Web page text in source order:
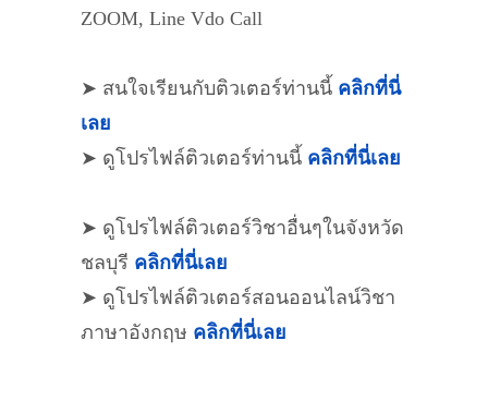
ZOOM, Line Vdo Call
➤ สนใจเรียนกับติวเตอร์ท่านนี้ คลิกที่นี่
เลย
➤ ดูโปรไฟล์ติวเตอร์ท่านนี้ คลิกที่นี่เลย
➤ ดูโปรไฟล์ติวเตอร์วิชาอื่นๆในจังหวัด
ชลบุรี คลิกที่นี่เลย
➤ ดูโปรไฟล์ติวเตอร์สอนออนไลน์วิชา
ภาษาอังกฤษ คลิกที่นี่เลย